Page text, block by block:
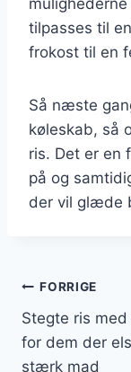
tilpasses til
frokost til en
Så næste
køleskab, så
ris. Det er en
på og
der vil glæde
FORRIGE
Stegte ris med
for dem der
stærk mad